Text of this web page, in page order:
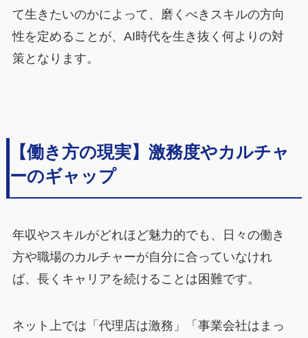
て生きたいのかによって、磨くべきスキルの方向
性を定めることが、AI時代を生き抜く何よりの対
策となります。
【働き方の現実】激務度やカルチャ
ーのギャップ
年収やスキルがどれほど魅力的でも、日々の働き
方や職場のカルチャーが自分に合っていなけれ
ば、長くキャリアを続けることは困難です。
ネット上では「代理店は激務」「事業会社はまっ